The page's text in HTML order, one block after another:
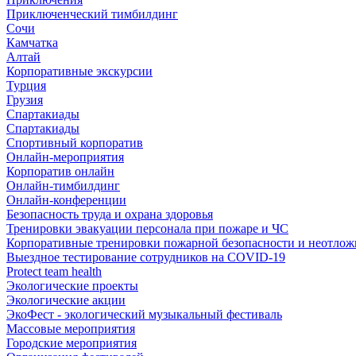
Приключенческий тимбилдинг
Сочи
Камчатка
Алтай
Корпоративные экскурсии
Турция
Грузия
Спартакиады
Спартакиады
Спортивный корпоратив
Онлайн-мероприятия
Корпоратив онлайн
Онлайн-тимбилдинг
Онлайн-конференции
Безопасность труда и охрана здоровья
Тренировки эвакуации персонала при пожаре и ЧС
Корпоративные тренировки пожарной безопасности и
Выездное тестирование сотрудников на COVID-19
Protect team health
Экологические проекты
Экологические акции
ЭкоФест - экологический музыкальный фестиваль
Массовые мероприятия
Городские мероприятия